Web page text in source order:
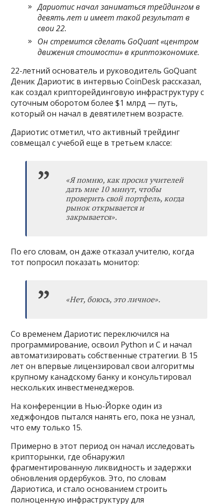
Дариотис начал заниматься трейдингом в
девять лет и имеет такой результат в
свои 22.
Он стремится сделать GoQuant«центром
движения стоимости»в криптоэкономике.
22-летний основатель и руководитель GoQuant
Деник Дариотис в интервью CoinDesk рассказал,
как создал крипторейдинговую инфраструктуру с
суточным оборотом более $1 млрд — путь,
который он начал в девятилетнем возрасте.
Дариотис отметил, что активный трейдинг
совмещал с учебой еще в третьем классе:
«Я помню, как просил учителей
дать мне 10 минут, чтобы
проверить свой портфель, когда
рынок открывается и
закрывается».
По его словам, он даже отказал учителю, когда
тот попросил показать монитор:
«Нет, боюсь, это личное».
Со временем Дариотис переключился на
программирование, освоил Python и C и начал
автоматизировать собственные стратегии. В 15
лет он впервые лицензировал свои алгоритмы
крупному канадскому банку и консультировал
нескольких инвестменеджеров.
На конференции в Нью-Йорке один из
хеджфондов пытался нанять его, пока не узнал,
что ему только 15.
Примерно в этот период он начал исследовать
крипторынки, где обнаружил
фрагментированную ликвидность и задержки
обновления ордербуков. Это, по словам
Дариотиса, и стало основанием строить
полноценную инфраструктуру для